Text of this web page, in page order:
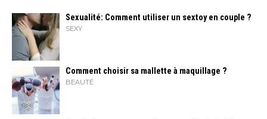
Sexualité: Comment utiliser un sextoy en couple ?
SEXY
Comment choisir sa mallette à maquillage ?
BEAUTÉ